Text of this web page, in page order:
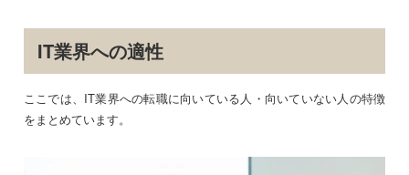
IT業界への適性
ここでは、IT業界への転職に向いている人・向いていない人の特徴
をまとめています。